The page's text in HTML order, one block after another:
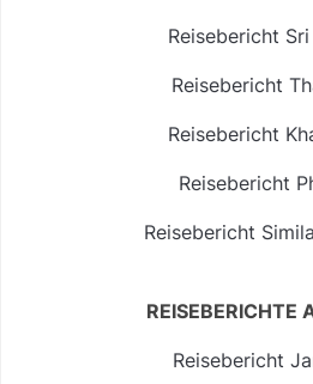
Reisebericht
Reisebericht
Reisebericht
Reisebericht
Reisebericht
REISEBERICHTE
Reisebericht